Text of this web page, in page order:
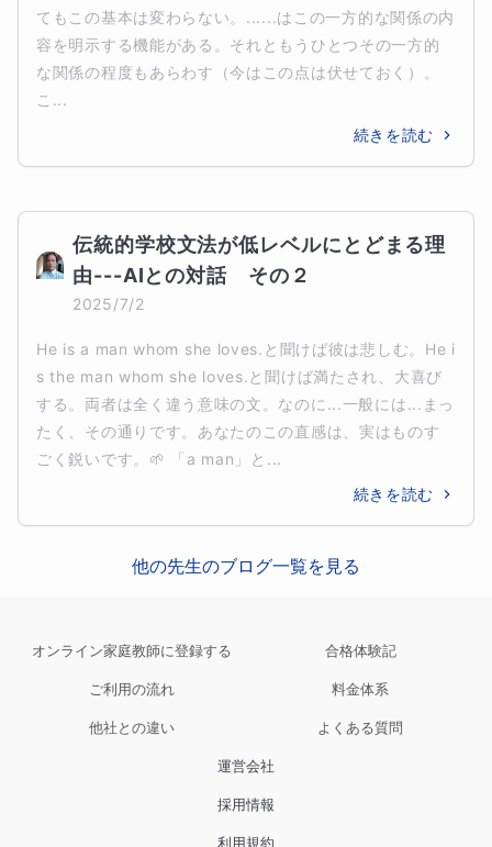
てもこの基本は変わらない。......はこの一方的な関係の内
容を明示する機能がある。それともうひとつその一方的
な関係の程度もあらわす（今はこの点は伏せておく）。
こ...
続きを読む
伝統的学校文法が低レベルにとどまる理
由---AIとの対話　その２
2025/7/2
He is a man whom she loves.と聞けば彼は悲しむ。He i
s the man whom she loves.と聞けば満たされ、大喜び
する。両者は全く違う意味の文。なのに...一般には...まっ
たく、その通りです。あなたのこの直感は、実はものす
ごく鋭いです。🌱 「a man」と...
続きを読む
他の先生のブログ一覧を見る
オンライン家庭教師に登録する 合格体験記
ご利用の流れ 料金体系
他社との違い よくある質問
運営会社
採用情報
利用規約